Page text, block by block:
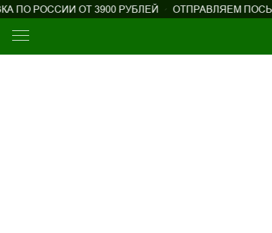
ПО РОССИИ ОТ 3900 РУБЛЕЙ ОТПРАВЛЯЕМ